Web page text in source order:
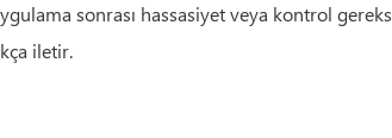
sonrası hassasiyet veya kontrol
iletir.